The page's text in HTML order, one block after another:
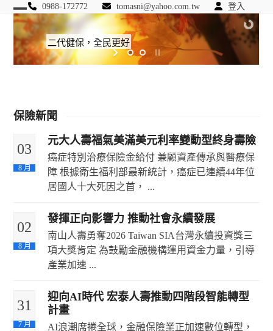
Skip
content
0988-172772 tomasni@yahoo.com.tw 登入
匯豐國際風險管理顧問
Open
mobile
menu
Close
mobile
menu
二代健保，全民更好
保險新聞
03
8 月
元大人壽福氣美滿美元利率變動型終身壽險
癌症特別治療保險金給付 兼顧資產傳承與醫療保
障 根據衛生福利部最新統計，癌症已連續44年位
居國人十大死因之首， ...
The post元大人壽福氣美滿美元利率變動型終身壽
險
appeared first on
02
8 月
發揮正向影響力 推動社會永續發展
南山人壽勇奪2026 Taiwan SIA台灣永續投資獎三
項大獎肯定 為鼓勵金融機構運用資金力量，引導
產業加速 ...
The post發揮正向影響力 推動社會永續發展
appeared first on
31
7 月
迎向AI時代 宏泰人壽推動四階段智能轉型
計畫
AI浪潮席捲全球，金融保險業正加速數位轉型，